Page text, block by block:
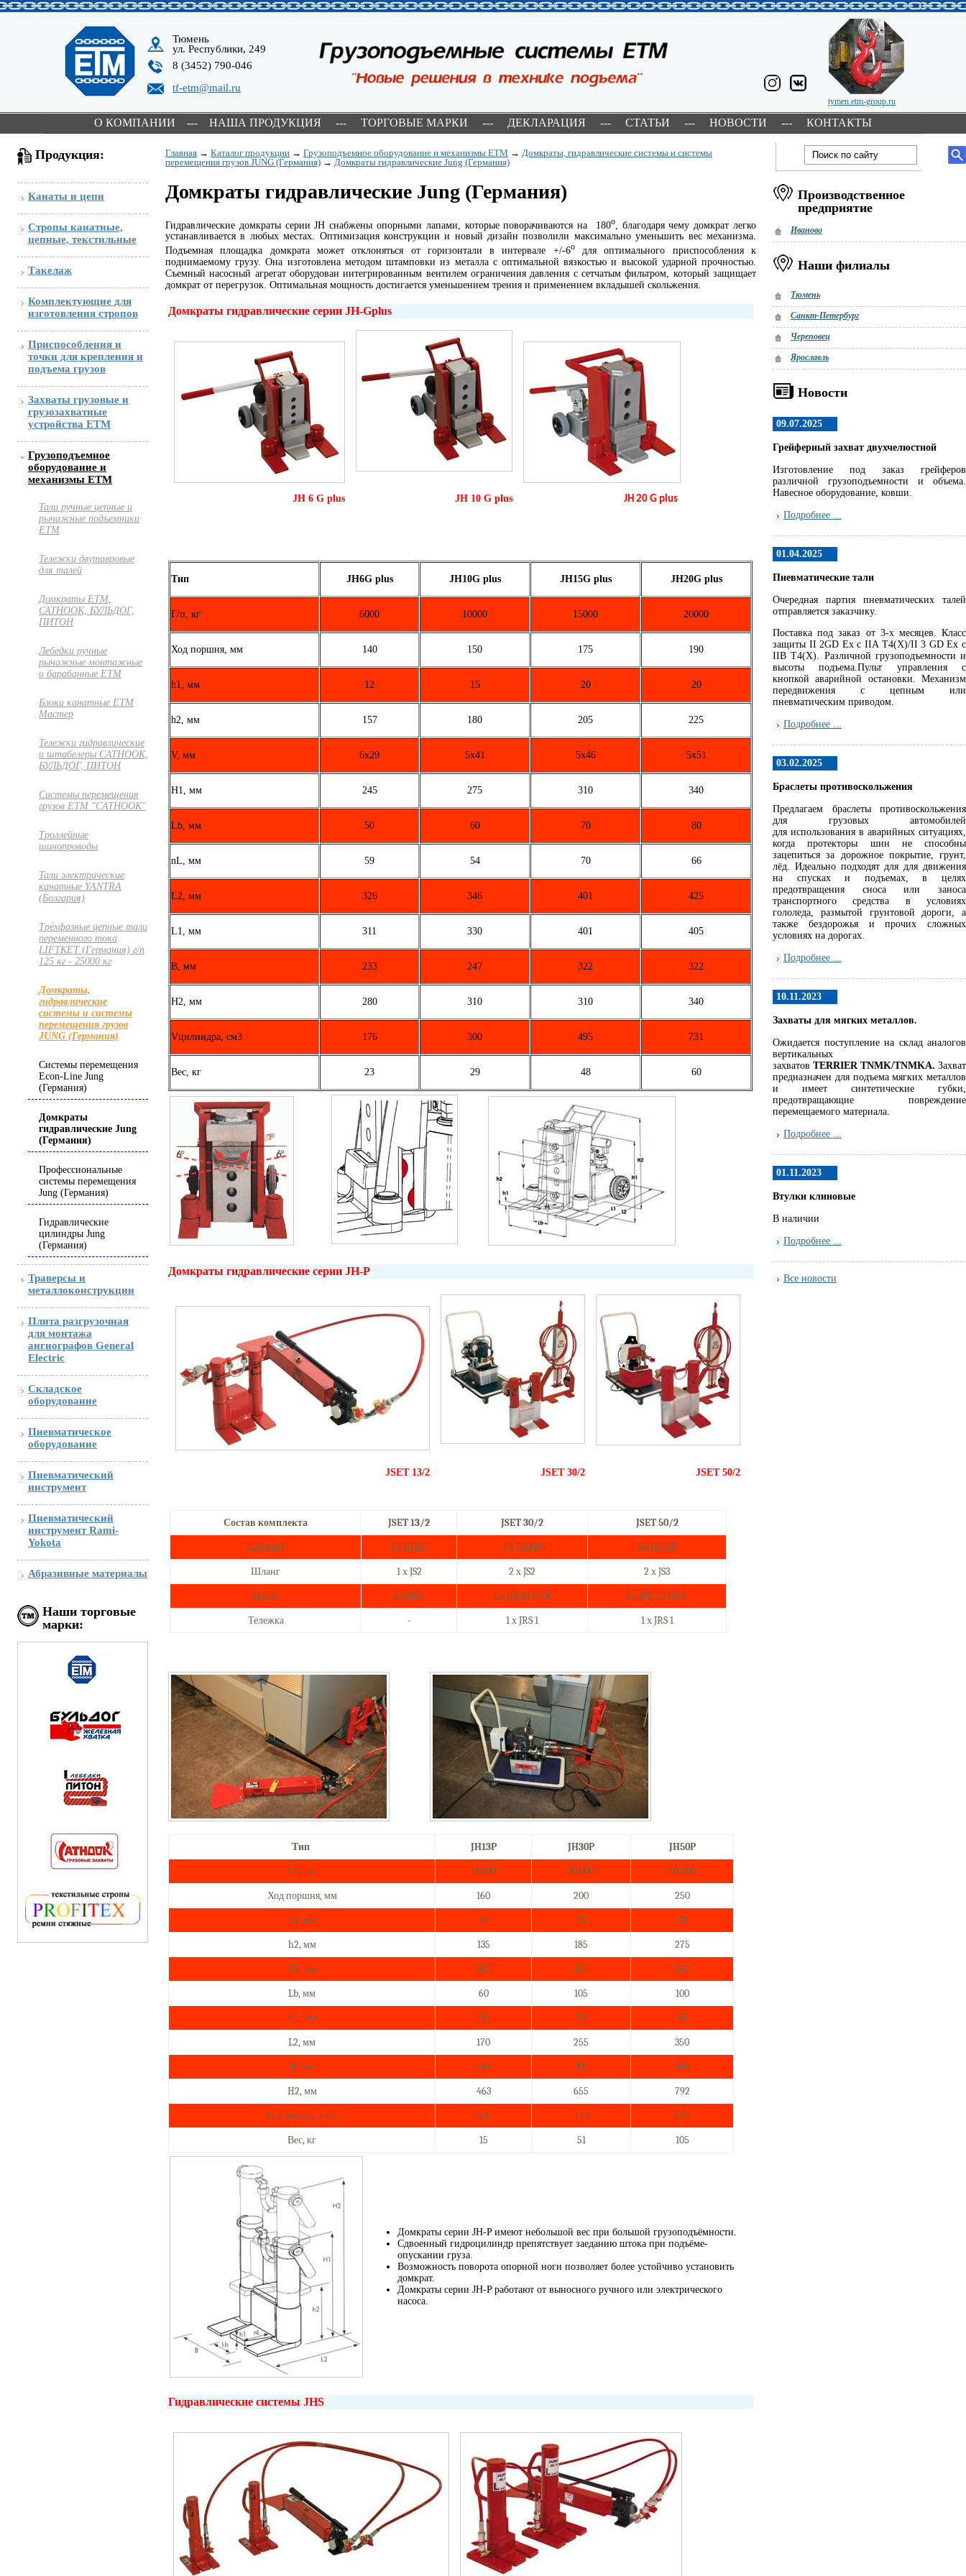
Тюмень
ул. Республики, 249
8 (3452) 790-046
tf-etm@mail.ru
tymen.etm-group.ru
О КОМПАНИИ --- НАША ПРОДУКЦИЯ --- ТОРГОВЫЕ МАРКИ --- ДЕКЛАРАЦИЯ --- СТАТЬИ --- НОВОСТИ --- КОНТАКТЫ
Продукция:
Канаты и цепи
Стропы канатные,
цепные, текстильные
Такелаж
Комплектующие для
изготовления стропов
Приспособления и
точки для крепления и
подъема грузов
Захваты грузовые и
грузозахватные
устройства ETM
Грузоподъемное
оборудование и
механизмы ETM
Тали ручные цепные и
рычажные подъемники
ЕТМ
Тележки двутавровые
для талей
Домкраты ЕТМ,
САТНООК, БУЛЬДОГ,
ПИТОН
Лебедки ручные
рычажные монтажные
и барабанные ETM
Блоки канатные ETM
Мастер
Тележки гидравлические
и штабелеры CATHOOK,
БУЛЬДОГ, ПИТОН
Системы перемещения
грузов ЕТМ "CATHOOK"
Троллейные
шинопроводы
Тали электрические
канатные YANTRA
(Болгария)
Трёхфазные цепные тали
переменного тока
LIFTKET (Германия) г/п
125 кг - 25000 кг
Домкраты,
гидравлические
системы и системы
перемещения грузов
JUNG (Германия)
Системы перемещения
Econ-Line Jung
(Германия)
Домкраты
гидравлические Jung
(Германия)
Профессиональные
системы перемещения
Jung (Германия)
Гидравлические
цилиндры Jung
(Германия)
Траверсы и
металлоконструкции
Плита разгрузочная
для монтажа
ангиографов General
Electric
Складское
оборудование
Пневматическое
оборудование
Пневматический
инструмент
Пневматический
инструмент Rami-
Yokota
Абразивные материалы
Наши торговые
марки:
Главная → Каталог продукции → Грузоподъемное оборудование и механизмы ETM → Домкраты, гидравлические системы и системы
перемещения грузов JUNG (Германия) → Домкраты гидравлические Jung (Германия)
Домкраты гидравлические Jung (Германия)
Гидравлические домкраты серии JH снабжены опорными лапами, которые поворачиваются на 180о, благодаря чему домкрат легко
устанавливается в любых местах. Оптимизация конструкции и новый дизайн позволили максимально уменьшить вес механизма.
Подъемная площадка домкрата может отклоняться от горизонтали в интервале +/-6одля оптимального приспособления к
поднимаемому грузу. Она изготовлена методом штамповки из металла с оптимальной вязкостью и высокой ударной прочностью.
Съемный насосный агрегат оборудован интегрированным вентилем ограничения давления с сетчатым фильтром, который защищает
домкрат от перегрузок. Оптимальная мощность достигается уменьшением трения и применением вкладышей скольжения.
Домкраты гидравлические серии JH-Gplus
JH 6 G plus JH 10 G plus JH 20 G plus
Тип JH6G plus JH10G plus JH15G plus JH20G plus
Г/п, кг 6000 10000 15000 20000
Ход поршня, мм 140 150 175 190
h1, мм 12 15 20 20
h2, мм 157 180 205 225
V, мм 6х29 5х41 5х46 5х51
H1, мм 245 275 310 340
Lb, мм 50 60 70 80
nL, мм 59 54 70 66
L2, мм 326 346 401 425
L1, мм 311 330 401 405
B, мм 233 247 322 322
H2, мм 280 310 310 340
Vцилиндра, см3 176 300 495 731
Вес, кг 23 29 48 60
Домкраты гидравлические серии JH-P
JSET 13/2 JSET 30/2 JSET 50/2
Состав комплекта JSET 13/2 JSET 30/2
JSET 50/2
Домкрат
1 хJH13P 1 хJH30P 1 хJH50P
Шланг
1 хJS2 2хJS2 2хJS3
Насос
1 хJP26 1 хJPE30 NVR 1 хJPE 55 NVR
Тележка
- 1 хJRS 1 1 хJRS 1
Тип JH13P JH30P
JH50P
Г/п, кг
13.000 30.000
50.000
Ход поршня, мм
160 200
250
h1, мм
18 25
35
h2, мм
135 185
275
H1, мм
303 455
542
Lb, мм
60 105
100
nL, мм
50 70
85
L2, мм
170 255
350
B, мм
210 305
380
H2, мм
463 655
792
Vцилиндра, литр
0,4 1,13
2,51
Вес, кг
15 51 105
Домкраты серии JH-P имеют небольшой вес при большой грузоподъёмности.
Сдвоенный гидроцилиндр препятствует заеданию штока при подъёме-
опускании груза.
Возможность поворота опорной ноги позволяет более устойчиво установить
домкрат.
Домкраты серии JH-P работают от выносного ручного или электрического
насоса.
Гидравлические системы JHS
Производственное
предприятие
Иваново
Наши филиалы
Тюмень
Санкт-Петербург
Череповец
Ярославль
Новости
09.07.2025
Грейферный захват двухчелюстной
Изготовление под заказ грейферов
различной грузоподъемности и объема.
Навесное оборудование, ковши.
Подробнее ...
01.04.2025
Пневматические тали
Очередная партия пневматических талей
отправляется заказчику.
Поставка под заказ от 3-х месяцев. Класс
защиты II 2GD Ex c IIA T4(X)/II 3 GD Ex c
IIB T4(X). Различной грузоподъемности и
высоты подъема.Пульт управления с
кнопкой аварийной остановки. Механизм
передвижения с цепным или
пневматическим приводом.
Подробнее ...
03.02.2025
Браслеты противоскольжения
Предлагаем браслеты противоскольжения
для грузовых автомобилей
для использования в аварийных ситуациях,
когда протекторы шин не способны
зацепиться за дорожное покрытие, грунт,
лёд. Идеально подходят для для движения
на спусках и подъемах, в целях
предотвращения сноса или заноса
транспортного средства в условиях
гололеда, размытой грунтовой дороги, а
также бездорожья и прочих сложных
условиях на дорогах.
Подробнее ...
10.11.2023
Захваты для мягких металлов.
Ожидается поступление на склад аналогов
вертикальных
захватов TERRIERTNMK/TNMKA. Захват
предназначен для подъема мягких металлов
и имеет синтетические губки,
предотвращающие повреждение
перемещаемого материала.
Подробнее ...
01.11.2023
Втулки клиновые
В наличии
Подробнее ...
Все новости